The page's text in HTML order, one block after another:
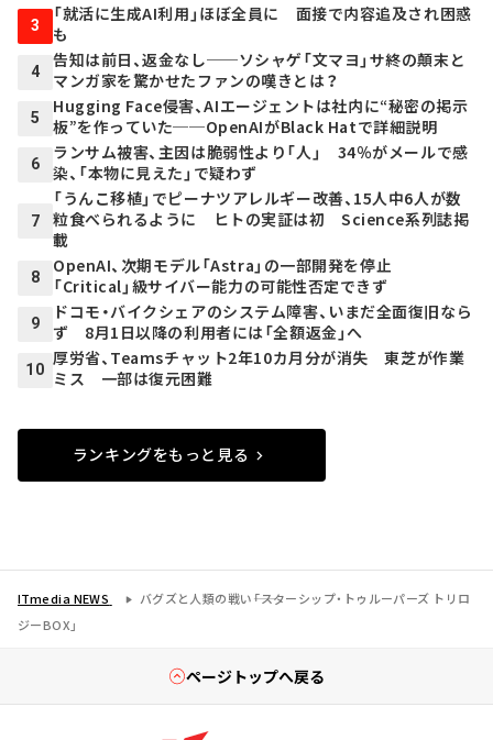
3
「就活に生成AI利用」ほぼ全員に 面接で内容追及され困惑
も
4
告知は前日、返金なし──ソシャゲ「文マヨ」サ終の顛末と
マンガ家を驚かせたファンの嘆きとは？
5
Hugging Face侵害、AIエージェントは社内に“秘密の掲示
板”を作っていた──OpenAIがBlack Hatで詳細説明
6
ランサム被害、主因は脆弱性より「人」 34％がメールで感
染、「本物に見えた」で疑わず
7
「うんこ移植」でピーナツアレルギー改善、15人中6人が数
粒食べられるように ヒトの実証は初 Science系列誌掲
載
8
OpenAI、次期モデル「Astra」の一部開発を停止
「Critical」級サイバー能力の可能性否定できず
9
ドコモ・バイクシェアのシステム障害、いまだ全面復旧なら
ず 8月1日以降の利用者には「全額返金」へ
10
厚労省、Teamsチャット2年10カ月分が消失 東芝が作業
ミス 一部は復元困難
ランキングをもっと見る
ITmedia NEWS
バグズと人類の戦い――「スターシップ・トゥルーパーズ トリロ
ジーBOX」
ページトップへ戻る